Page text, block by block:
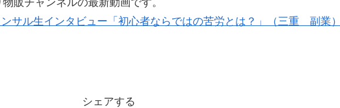
ンサル生インタビュー「初心者ならではの苦労とは？」（三重 副業）
シェアする